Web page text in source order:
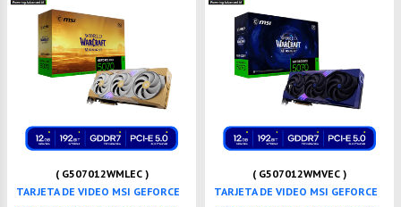
( G507012WMLEC )
TARJETA DE VIDEO MSI GEFORCE
( G507012WMVEC )
TARJETA DE VIDEO MSI GEFORCE